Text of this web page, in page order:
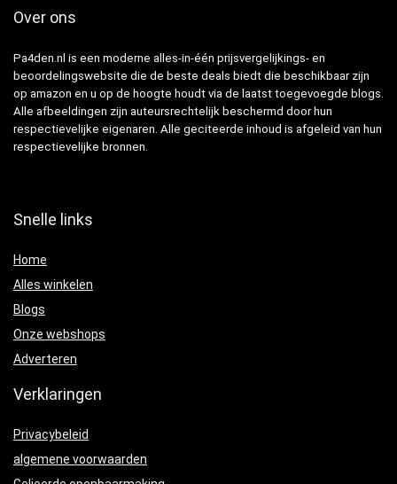
Over ons
Pa4den.nl is een moderne alles-in-één prijsvergelijkings- en
beoordelingswebsite die de beste deals biedt die beschikbaar zijn
op amazon en u op de hoogte houdt via de laatst toegevoegde blogs.
Alle afbeeldingen zijn auteursrechtelijk beschermd door hun
respectievelijke eigenaren. Alle geciteerde inhoud is afgeleid van hun
respectievelijke bronnen.
Snelle links
Home
Alles winkelen
Blogs
Onze webshops
Adverteren
Verklaringen
Privacybeleid
algemene voorwaarden